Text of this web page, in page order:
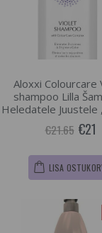
Aloxxi Colourcare
shampoo Lilla
Heledatele Juustele
€21.65 €21
LISA